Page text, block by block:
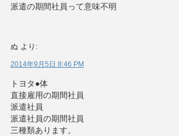
派遣の期間社員って意味不明
ぬ より:
2014年9月5日 8:46 PM
トヨタ●体
直接雇用の期間社員
派遣社員
派遣社員の期間社員
三種類あります。